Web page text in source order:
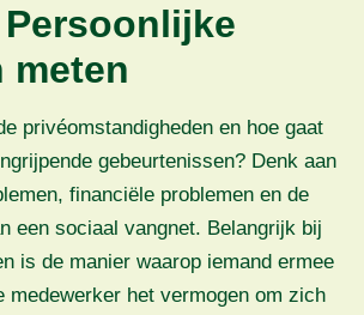
Persoonlijke
meten
privéomstandigheden en hoe gaat
gebeurtenissen? Denk aan
financiële problemen en de
een sociaal vangnet. Belangrijk bij
is de manier waarop iemand ermee
medewerker het vermogen om zich